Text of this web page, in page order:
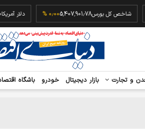
شاخص کل بورس5,407,901.78۰٫۰۰ % دلار
و تجارت بازار دیجیتال خودرو باشگاه